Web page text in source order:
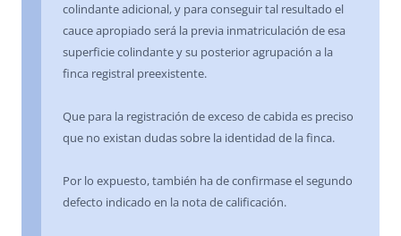
colindante adicional, y para conseguir tal resultado el
cauce apropiado será la previa inmatriculación de esa
superficie colindante y su posterior agrupación a la
finca registral preexistente.
Que para la registración de exceso de cabida es preciso
que no existan dudas sobre la identidad de la finca.
Por lo expuesto, también ha de confirmase el segundo
defecto indicado en la nota de calificación.